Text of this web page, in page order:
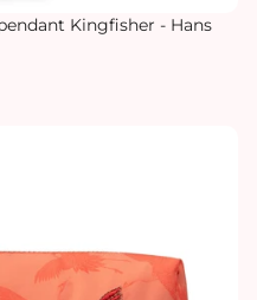
Kingfisher - Hans